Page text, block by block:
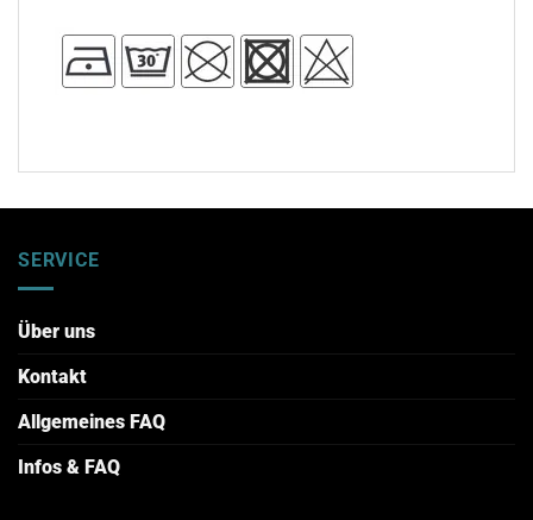
SERVICE
Über uns
Kontakt
Allgemeines FAQ
Infos & FAQ